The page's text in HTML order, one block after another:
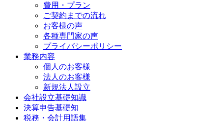
費用・プラン
ご契約までの流れ
お客様の声
各種専門家の声
プライバシーポリシー
業務内容
個人のお客様
法人のお客様
新規法人設立
会社設立基礎知識
決算申告基礎知
税務・会計用語集